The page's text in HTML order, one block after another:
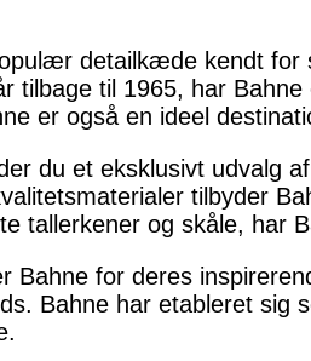
detailkæde kendt for
tilbage til 1965, har
er også en ideel
du et eksklusivt udvalg
tilbyder
tallerkener og skåle, har
Bahne for deres
Bahne har etableret sig